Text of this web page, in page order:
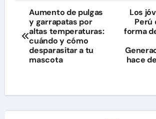
Navegación
de
entradas
Aumento de pulgas
y garrapatas por
altas temperaturas:
cuándo y cómo
desparasitar a tu
mascota
Los
Perú
forma
hace